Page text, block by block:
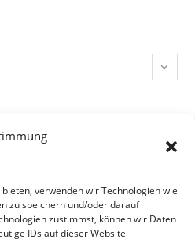
verwenden wir Technologien wie
zu speichern und/oder darauf
zustimmst, können wir Daten
IDs auf dieser Website